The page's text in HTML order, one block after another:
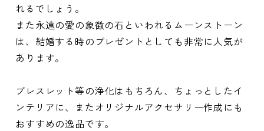
れるでしょう。
また永遠の愛の象徴の石といわれるムーンストーン
は、結婚する時のプレゼントとしても非常に人気が
あります。
ブレスレット等の浄化はもちろん、ちょっとしたイ
ンテリアに、またオリジナルアクセサリー作成にも
おすすめの逸品です。